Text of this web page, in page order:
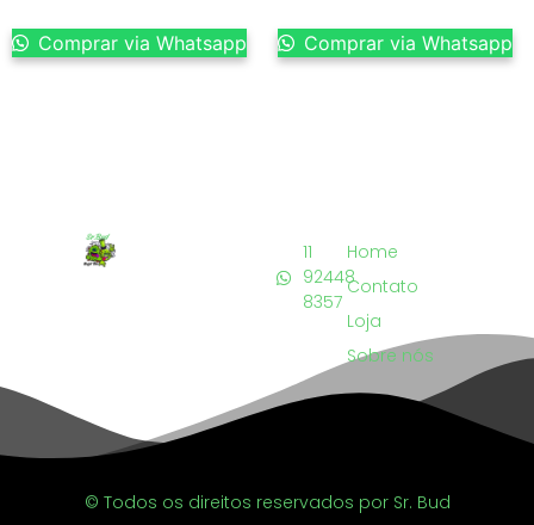
Comprar via Whatsapp Comprar via Whatsapp
Home
Contato
Loja
Sobre nós
11
92448
8357
© Todos os direitos reservados por Sr. Bud